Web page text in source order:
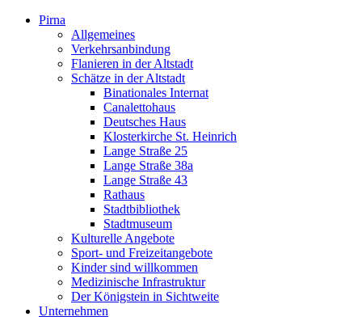
Pirna
Allgemeines
Verkehrsanbindung
Flanieren in der Altstadt
Schätze in der Altstadt
Binationales Internat
Canalettohaus
Deutsches Haus
Klosterkirche St. Heinrich
Lange Straße 25
Lange Straße 38a
Lange Straße 43
Rathaus
Stadtbibliothek
Stadtmuseum
Kulturelle Angebote
Sport- und Freizeitangebote
Kinder sind willkommen
Medizinische Infrastruktur
Der Königstein in Sichtweite
Unternehmen